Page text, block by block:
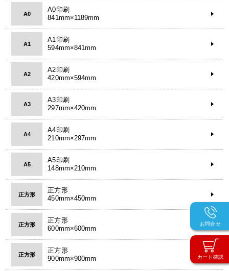
カート確認
お問合せ
A0
A0印刷
841mm×1189mm
A1
A1印刷
594mm×841mm
A2
A2印刷
420mm×594mm
A3
A3印刷
297mm×420mm
A4
A4印刷
210mm×297mm
A5
A5印刷
148mm×210mm
正方形
正方形
450mm×450mm
正方形
正方形
600mm×600mm
正方形
正方形
900mm×900mm